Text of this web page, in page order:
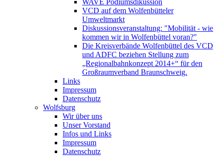
WAVE Podiumsdikussion
VCD auf dem Wolfenbütteler
Umweltmarkt
Diskussionsveranstaltung: "Mobilität - wie
kommen wir in Wolfenbüttel voran?"
Die Kreisverbände Wolfenbüttel des VCD
und ADFC beziehen Stellung zum
„Regionalbahnkonzept 2014+“ für den
Großraumverband Braunschweig.
Links
Impressum
Datenschutz
Wolfsburg
Wir über uns
Unser Vorstand
Infos und Links
Impressum
Datenschutz